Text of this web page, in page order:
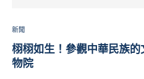
新聞
栩栩如生！參觀中華民族
物院